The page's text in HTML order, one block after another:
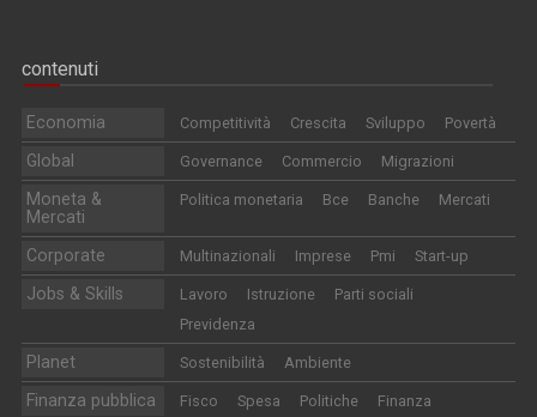
contenuti
Economia Competitività Crescita Sviluppo Povertà
Global Governance Commercio Migrazioni
Moneta &
Mercati
Politica monetaria Bce Banche Mercati
Corporate Multinazionali Imprese Pmi Start-up
Jobs & Skills Lavoro Istruzione
Parti sociali
Previdenza
Planet Sostenibilità Ambiente
Finanza pubblica Fisco Spesa Politiche Finanza